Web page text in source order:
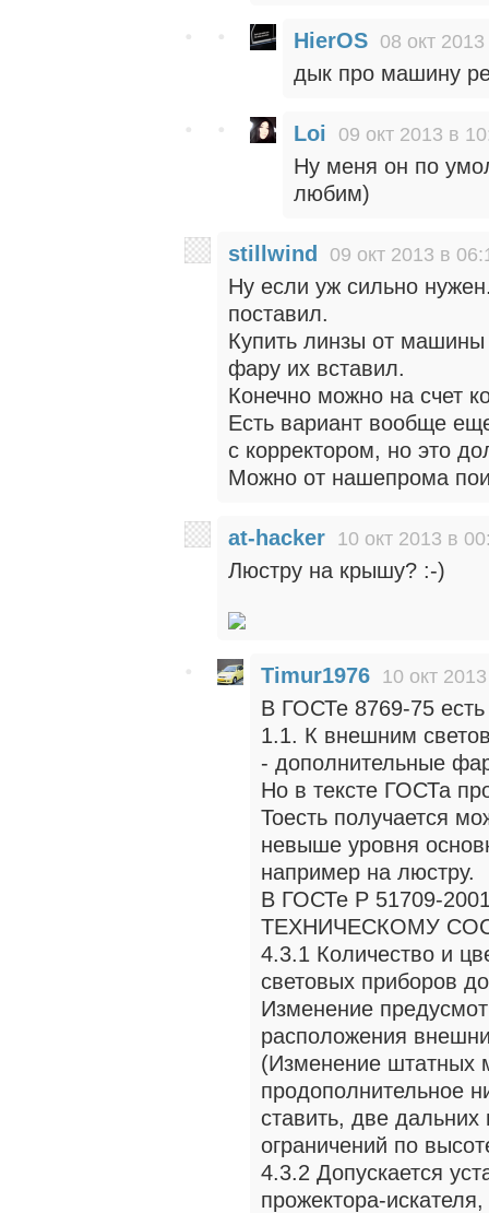
HierOS 08 окт
дык про машину
Loi 09 окт 2013 в
Ну меня он по
любим)
stillwind 09 окт 2013 в
Ну если уж сильно
поставил.
Купить линзы от
фару их вставил.
Конечно можно на счет
Есть вариант вообще
с корректором, но это
Можно от нашепрома
at-hacker 10 окт 2013 в
Люстру на крышу? :-)
Timur1976 10 окт
В ГОСТе 8769-75 есть
1.1. К внешним
- дополнительные
Но в тексте ГОСТа
Тоесть получается
невыше уровня
например на люстру.
В ГОСТе Р 51709-
ТЕХНИЧЕСКОМУ
4.3.1 Количество и
световых приборов
Изменение
расположения
(Изменение штатных
продополнительное
ставить, две
ограничений по
4.3.2 Допускается
прожектора-